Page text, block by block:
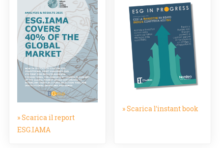
» Scarica il report
ESG.IAMA
» Scarica l'instant book